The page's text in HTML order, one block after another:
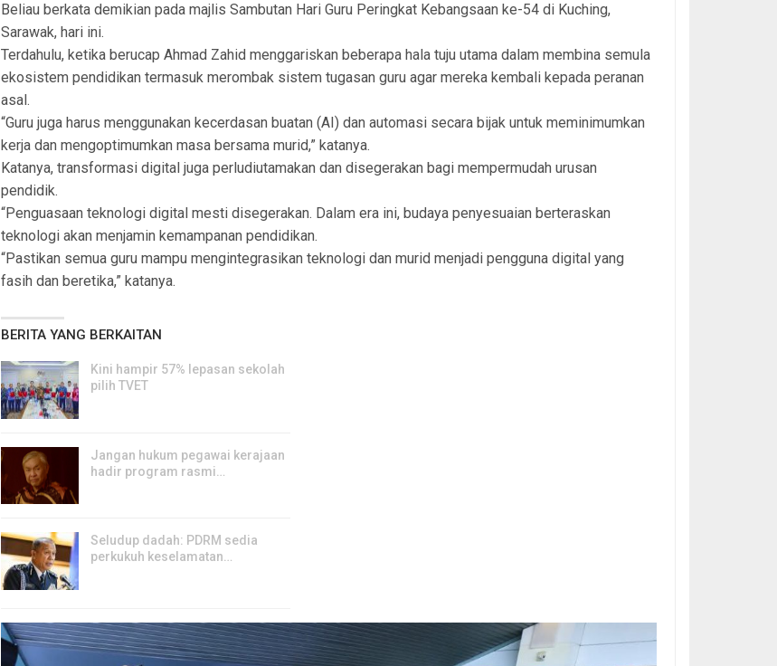
Beliau berkata demikian pada majlis Sambutan Hari Guru Peringkat Kebangsaan ke-54 di Kuching,
Sarawak, hari ini.
Terdahulu, ketika berucap Ahmad Zahid menggariskan beberapa hala tuju utama dalam membina semula
ekosistem pendidikan termasuk merombak sistem tugasan guru agar mereka kembali kepada peranan
asal.
“Guru juga harus menggunakan kecerdasan buatan (AI) dan automasi secara bijak untuk meminimumkan
kerja dan mengoptimumkan masa bersama murid,” katanya.
Katanya, transformasi digital juga perludiutamakan dan disegerakan bagi mempermudah urusan
pendidik.
“Penguasaan teknologi digital mesti disegerakan. Dalam era ini, budaya penyesuaian berteraskan
teknologi akan menjamin kemampanan pendidikan.
“Pastikan semua guru mampu mengintegrasikan teknologi dan murid menjadi pengguna digital yang
fasih dan beretika,” katanya.
BERITA YANG BERKAITAN
Kini hampir 57% lepasan sekolah
pilih TVET
Jangan hukum pegawai kerajaan
hadir program rasmi…
Seludup dadah: PDRM sedia
perkukuh keselamatan…